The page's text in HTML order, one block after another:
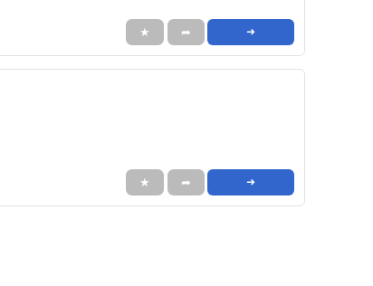
★ ➦ ➜
★ ➦ ➜